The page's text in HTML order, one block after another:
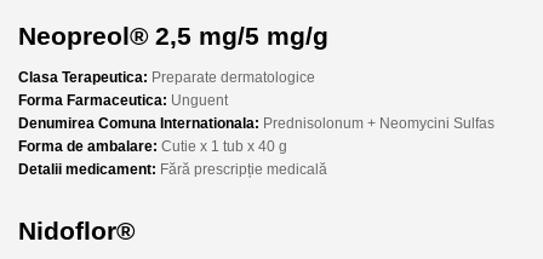
Neopreol® 2,5 mg/5 mg/g
Clasa Terapeutica: Preparate dermatologice
Forma Farmaceutica: Unguent
Denumirea Comuna Internationala: Prednisolonum + Neomycini Sulfas
Forma de ambalare: Cutie x 1 tub x 40 g
Detalii medicament: Fără prescripție medicală
Nidoflor®